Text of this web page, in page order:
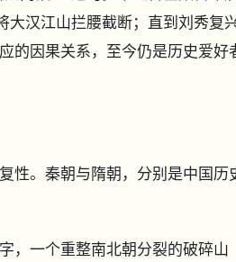
汉江山拦腰截断；直到刘秀复
的因果关系，至今仍是历史爱好
性。秦朝与隋朝，分别是中国历
，一个重整南北朝分裂的破碎山